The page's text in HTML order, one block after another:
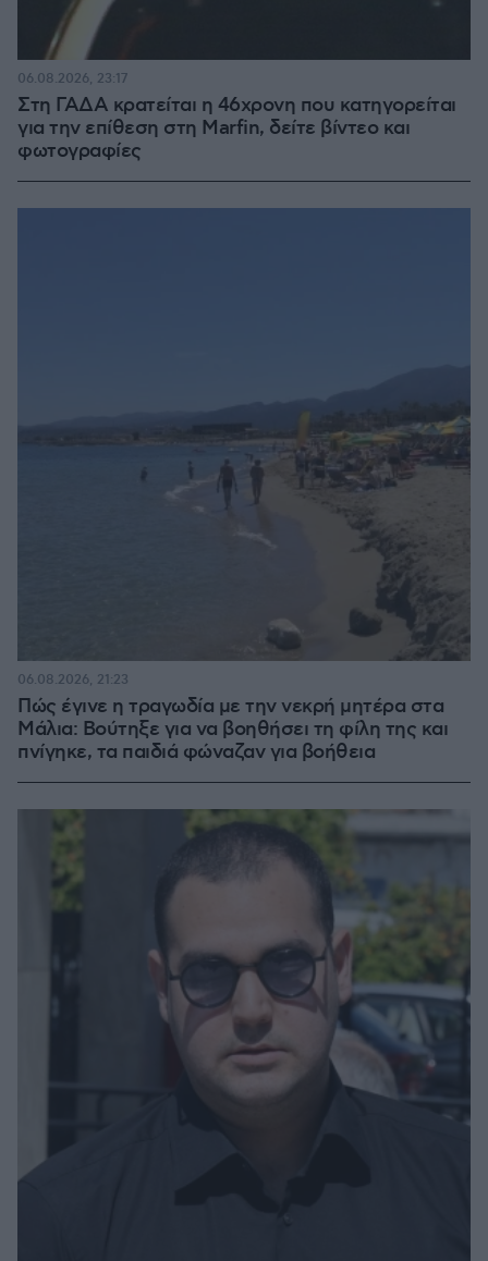
Στη ΓΑΔΑ κρατείται η 46χρονη που κατηγορείται
για την επίθεση στη Marfin, δείτε βίντεο και
φωτογραφίες
06.08.2026, 23:17
Πώς έγινε η τραγωδία με την νεκρή μητέρα στα
Μάλια: Βούτηξε για να βοηθήσει τη φίλη της και
πνίγηκε, τα παιδιά φώναζαν για βοήθεια
06.08.2026, 21:23